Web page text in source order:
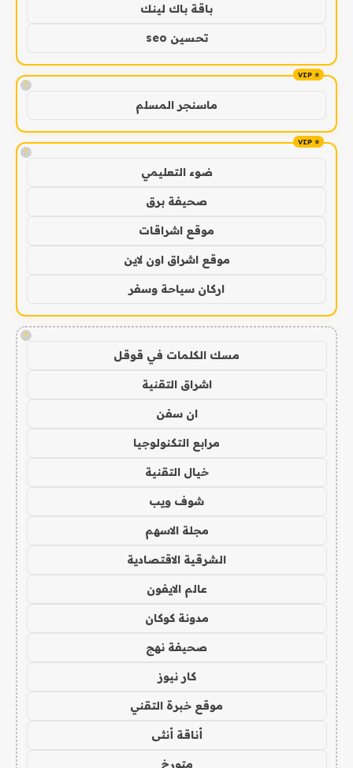
باقة باك لينك
تحسين seo
!
ماسنجر المسلم
!
ضوء التعليمي
صحيفة برق
موقع اشراقات
موقع اشراق اون لاين
اركان سياحة وسفر
!
مسك الكلمات في قوقل
اشراق التقنية
ان سفن
مرابع التكنولوجيا
خيال التقنية
شوف ويب
مجلة الاسهم
الشرقية الاقتصادية
عالم الايفون
مدونة كوكان
صحيفة نهج
كار نيوز
موقع خبرة التقني
أناقة أنثى
متورخ